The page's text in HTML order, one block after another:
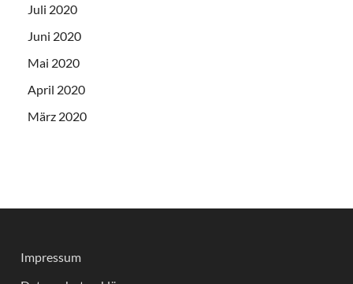
Juli 2020
Juni 2020
Mai 2020
April 2020
März 2020
Impressum